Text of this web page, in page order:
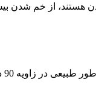
هستند، از خم شدن